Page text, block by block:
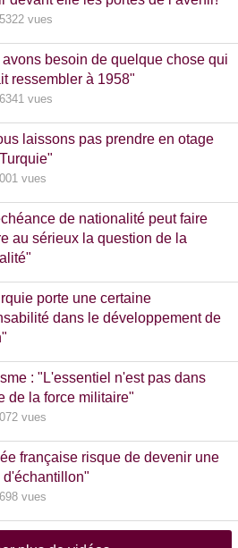
vues
besoin de quelque chose qui
ressembler à 1958"
vues
laissons pas prendre en otage
vues
de nationalité peut faire
au sérieux la question de la
porte une certaine
dans le développement de
: "L'essentiel n'est pas dans
de la force militaire"
vues
française risque de devenir une
d'échantillon"
vues